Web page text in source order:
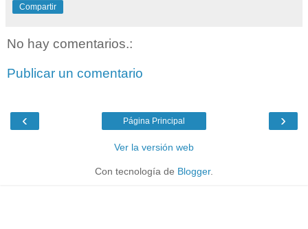
Compartir
No hay comentarios.:
Publicar un comentario
‹ ›
Página Principal
Ver la versión web
Con tecnología de Blogger.